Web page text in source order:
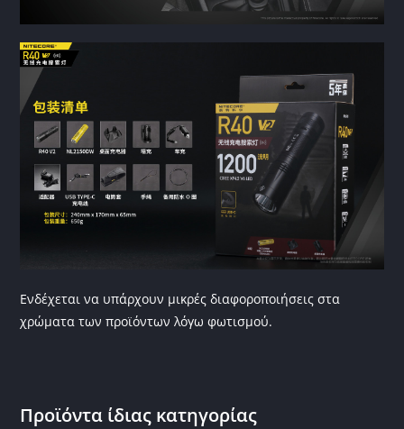
Ενδέχεται να υπάρχουν μικρές διαφοροποιήσεις στα
χρώματα των προϊόντων λόγω φωτισμού.
Προϊόντα ίδιας κατηγορίας